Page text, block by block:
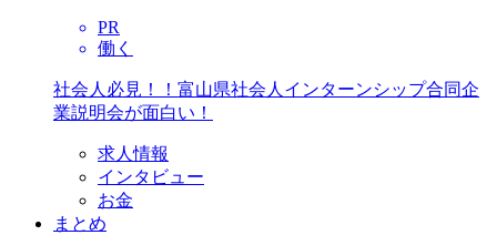
PR
働く
社会人必見！！富山県社会人インターンシップ合同企
業説明会が面白い！
求人情報
インタビュー
お金
まとめ